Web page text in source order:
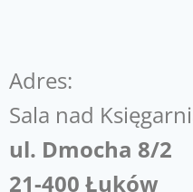
Adres:
Sala nad
ul. Dmocha 8/2
21-400 Łuków